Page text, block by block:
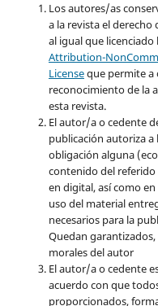
Los autores/as
a la revista el
al igual que licenciado
Attribution-
Licenseque permite a
reconocimiento de la
esta revista.
El autor/a o cedente
publicación autoriza a
obligación alguna
contenido del
en digital, así como
uso del material
necesarios para la
Quedan
morales del autor
El autor/a o cedente
acuerdo con que
proporcionados,